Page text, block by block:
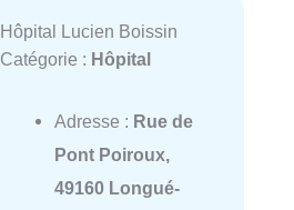
Hôpital Lucien Boissin
Catégorie : Hôpital
Adresse : Rue de
Pont Poiroux,
49160 Longué-